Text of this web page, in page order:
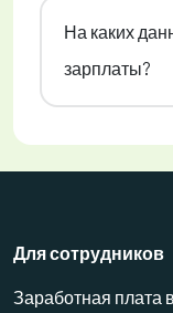
На каких
зарплаты?
Для сотрудников
Заработная плата